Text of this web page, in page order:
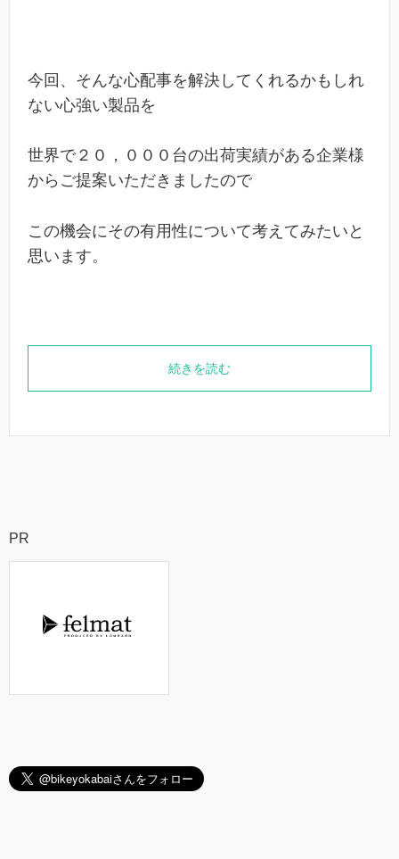
今回、そんな心配事を解決してくれるかもしれ
ない心強い製品を
世界で２０，０００台の出荷実績がある企業様
からご提案いただきましたので
この機会にその有用性について考えてみたいと
思います。
続きを読む
PR